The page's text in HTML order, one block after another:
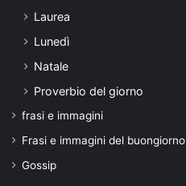
Laurea
Lunedì
Natale
Proverbio del giorno
frasi e immagini
Frasi e immagini del buongiorno
Gossip